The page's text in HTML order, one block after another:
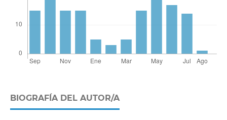
BIOGRAFÍA DEL AUTOR/A